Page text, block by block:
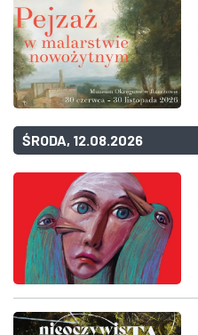
ŚRODA, 12.08.2026